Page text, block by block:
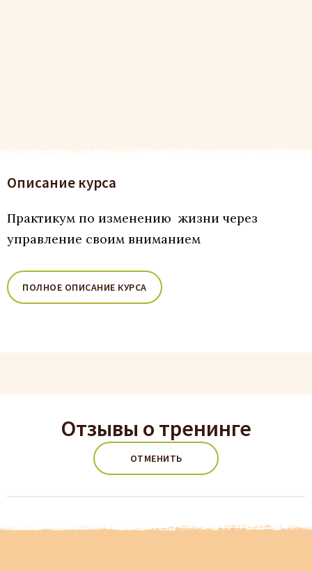
Описание курса
Практикум по изменению жизни через
управление своим вниманием
ПОЛНОЕ ОПИСАНИЕ КУРСА
Отзывы о тренинге
ОТМЕНИТЬ